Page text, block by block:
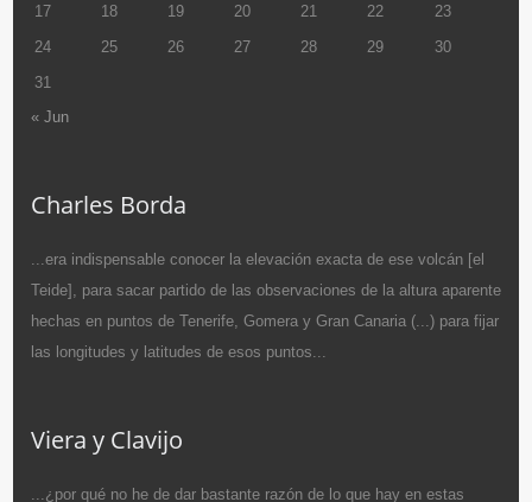
17
18 19 20 21 22
23
24
25 26 27 28 29
30
31
« Jun
Charles Borda
...era indispensable conocer la elevación exacta de ese volcán [el
Teide], para sacar partido de las observaciones de la altura aparente
hechas en puntos de Tenerife, Gomera y Gran Canaria (...) para fijar
las longitudes y latitudes de esos puntos...
Viera y Clavijo
...¿por qué no he de dar bastante razón de lo que hay en estas